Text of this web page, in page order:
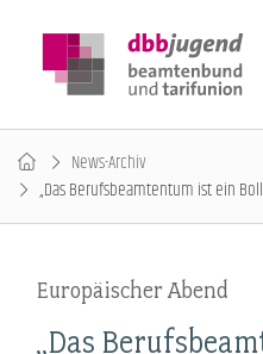
News-Archiv
„Das Berufsbeamtentum ist ein
Europäischer Abend
„Das